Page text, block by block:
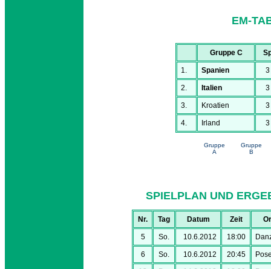
EM-
Gruppe C
1. Spanien 3
2. Italien 3
3. Kroatien 3
4. Irland 3
Gruppe
A
Gruppe
B
SPIELPLAN UND
Nr. Tag Datum Zeit
5 So. 10.6.2012 18:00
6 So. 10.6.2012 20:45